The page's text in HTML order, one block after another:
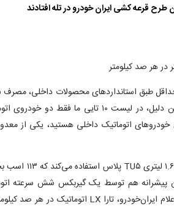
طرح قرعه کشی ایران خودرو در تله افتادند
طبق استاندارد‌های محصولات داخلی،
دستی دارند و به همین دلیل، در لیست ۱۰ تایی
اتوماتیک داخلی هستید، یکی از